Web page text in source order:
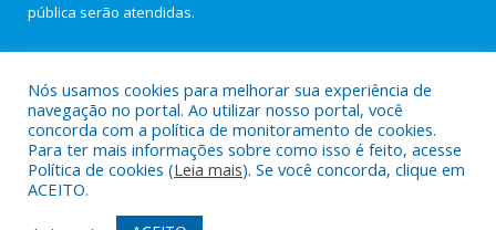
pública serão atendidas.
Todos os direitos reservados a Câmara Municipal de Maracanã.
Nós usamos cookies para melhorar sua experiência de
navegação no portal. Ao utilizar nosso portal, você
concorda com a política de monitoramento de cookies.
Para ter mais informações sobre como isso é feito, acesse
Política de cookies (Leia mais). Se você concorda, clique em
ACEITO.